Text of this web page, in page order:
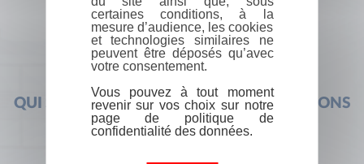
QUI SOMMES-NOUS ?FOIRE AUX QUESTIONS
certaines conditions, à la
mesure d’audience, les cookies
et technologies similaires ne
peuvent être déposés qu’avec
votre consentement.
Vous pouvez à tout moment
revenir sur vos choix sur notre
page de politique de
confidentialité des données.